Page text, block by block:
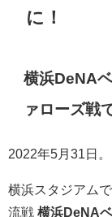
に！
横浜DeNA
ァローズ戦
2022年5月31日。
横浜スタジアム
流戦 横浜DeNA